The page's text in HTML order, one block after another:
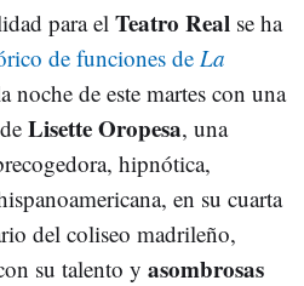
para el Teatro Real se ha
de funciones de La
noche de este martes con una
Lisette Oropesa, una
hipnótica,
en su cuarta
del coliseo madrileño,
su talento y asombrosas